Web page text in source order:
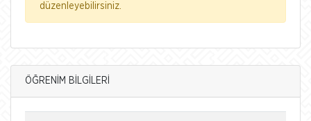
düzenleyebilirsiniz.
ÖĞRENİM BİLGİLERİ